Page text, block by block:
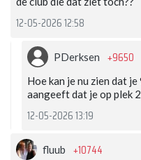
12-05-2026 12:58
PDerksen +9650
Hoe kan je nu zien dat
aangeeft dat je op plek
12-05-2026 13:19
fluub +10744